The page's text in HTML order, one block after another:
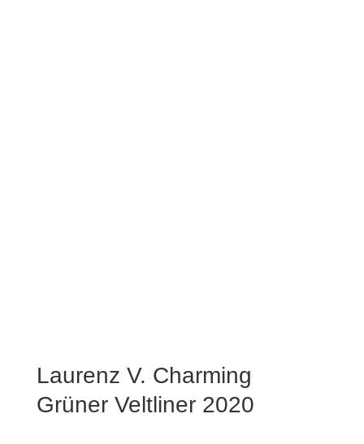
Laurenz V. Charming
Grüner Veltliner 2020